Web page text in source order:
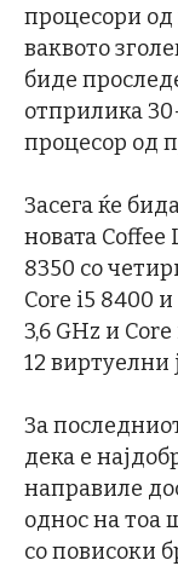
процесори
ваквото
биде
отприлика
процесор од
Засега ќе
новата Coffee
8350 со
Core i5 8400 и
3,6 GHz и
12 виртуелни
За
дека е
направиле
однос на тоа
со повисоки